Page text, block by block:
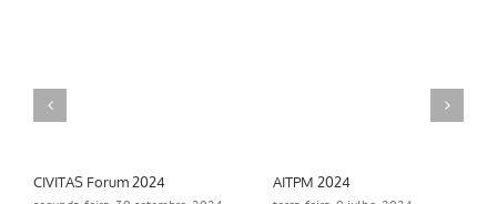
CIVITAS Forum 2024 AITPM 2024